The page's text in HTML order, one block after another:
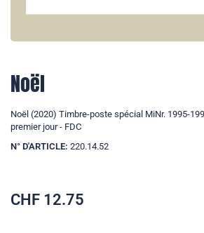
Noël
Noël (2020) Timbre-poste spécial MiNr. 1995-
premier jour - FDC
N° D'ARTICLE: 220.14.52
CHF 12.75